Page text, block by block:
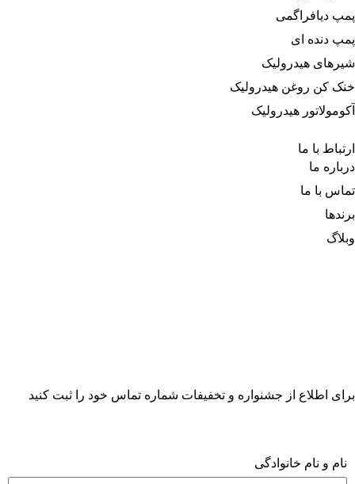
پمپ دیافراگمی
پمپ دنده ای
شیرهای هیدرولیک
خنک کن روغن هیدرولیک
آکومولاتور هیدرولیک
ارتباط با ما
درباره‌ ما
تماس با ما
برندها
وبلاگ
برای اطلاع از جشنواره و تخفیفات شماره تماس خود را ثبت کنید
نام و نام خانوادگی